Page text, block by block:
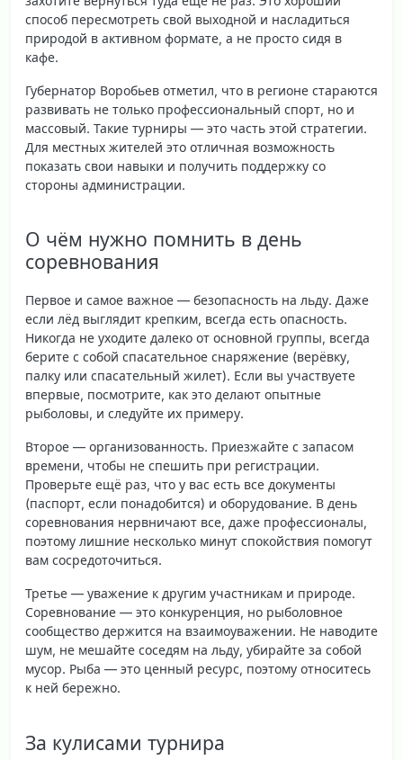
способ пересмотреть свой выходной и насладиться
природой в активном формате, а не просто сидя в
кафе.
Губернатор Воробьев отметил, что в регионе стараются
развивать не только профессиональный спорт, но и
массовый. Такие турниры — это часть этой стратегии.
Для местных жителей это отличная возможность
показать свои навыки и получить поддержку со
стороны администрации.
О чём нужно помнить в день
соревнования
Первое и самое важное — безопасность на льду. Даже
если лёд выглядит крепким, всегда есть опасность.
Никогда не уходите далеко от основной группы, всегда
берите с собой спасательное снаряжение (верёвку,
палку или спасательный жилет). Если вы участвуете
впервые, посмотрите, как это делают опытные
рыболовы, и следуйте их примеру.
Второе — организованность. Приезжайте с запасом
времени, чтобы не спешить при регистрации.
Проверьте ещё раз, что у вас есть все документы
(паспорт, если понадобится) и оборудование. В день
соревнования нервничают все, даже профессионалы,
поэтому лишние несколько минут спокойствия помогут
вам сосредоточиться.
Третье — уважение к другим участникам и природе.
Соревнование — это конкуренция, но рыболовное
сообщество держится на взаимоуважении. Не наводите
шум, не мешайте соседям на льду, убирайте за собой
мусор. Рыба — это ценный ресурс, поэтому относитесь
к ней бережно.
За кулисами турнира